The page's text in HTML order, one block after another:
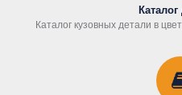
Каталог
Каталог кузовных детали в